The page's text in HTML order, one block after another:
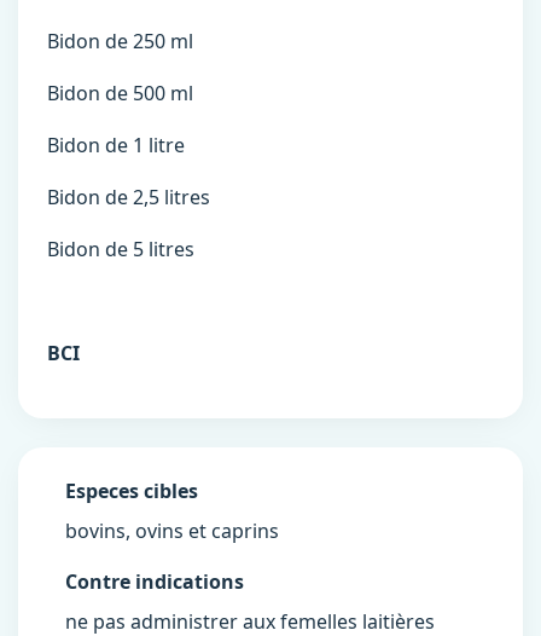
Bidon de 250 ml
Bidon de 500 ml
Bidon de 1 litre
Bidon de 2,5 litres
Bidon de 5 litres
BCI
Especes cibles
bovins, ovins et caprins
Contre indications
ne pas administrer aux femelles laitières